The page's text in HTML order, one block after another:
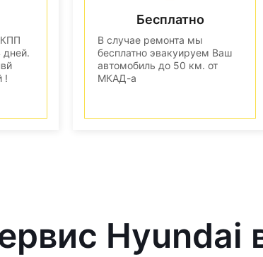
дней.
!
Бесплатно
В случае ремонта мы
бесплатно эвакуируем Ваш
автомобиль до 50 км. от
МКАД-а
Hyundai